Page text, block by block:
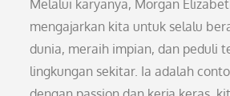
Melalui karyanya, Morgan
mengajarkan kita untuk selalu
dunia, meraih impian, dan peduli
lingkungan sekitar. Ia adalah